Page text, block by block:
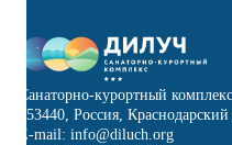
Санаторно-курортный
353440, Россия,
E-mail: info@diluch.org